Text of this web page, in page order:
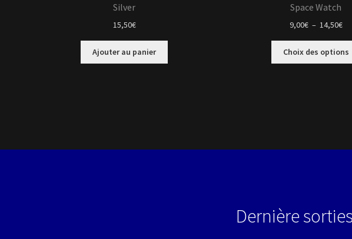
Silver
15,50€
Ajouter au panier
Space Watch
9,00€ – 14,50€
prix
Choix des options
Dernière